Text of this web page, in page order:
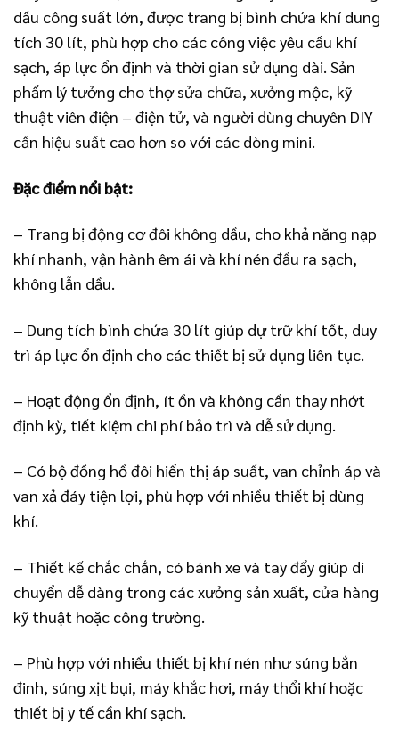
dầu công suất lớn, được trang bị bình chứa khí dung
tích 30 lít, phù hợp cho các công việc yêu cầu khí
sạch, áp lực ổn định và thời gian sử dụng dài. Sản
phẩm lý tưởng cho thợ sửa chữa, xưởng mộc, kỹ
thuật viên điện – điện tử, và người dùng chuyên DIY
cần hiệu suất cao hơn so với các dòng mini.
Đặc điểm nổi bật:
– Trang bị động cơ đôi không dầu, cho khả năng nạp
khí nhanh, vận hành êm ái và khí nén đầu ra sạch,
không lẫn dầu.
– Dung tích bình chứa 30 lít giúp dự trữ khí tốt, duy
trì áp lực ổn định cho các thiết bị sử dụng liên tục.
– Hoạt động ổn định, ít ồn và không cần thay nhớt
định kỳ, tiết kiệm chi phí bảo trì và dễ sử dụng.
– Có bộ đồng hồ đôi hiển thị áp suất, van chỉnh áp và
van xả đáy tiện lợi, phù hợp với nhiều thiết bị dùng
khí.
– Thiết kế chắc chắn, có bánh xe và tay đẩy giúp di
chuyển dễ dàng trong các xưởng sản xuất, cửa hàng
kỹ thuật hoặc công trường.
– Phù hợp với nhiều thiết bị khí nén như súng bắn
đinh, súng xịt bụi, máy khắc hơi, máy thổi khí hoặc
thiết bị y tế cần khí sạch.